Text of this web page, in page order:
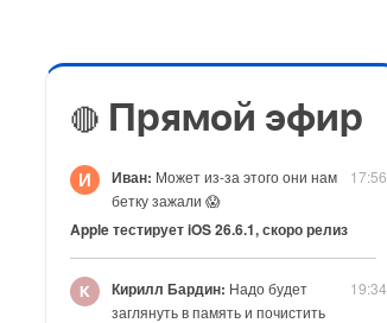
🔴 Прямой эфир
17:56
И Иван: Может из-за этого они нам
бетку зажали 😱
Apple тестирует iOS 26.6.1, скоро релиз
19:34
Кирилл Бардин: Надо будет
заглянуть в память и почистить